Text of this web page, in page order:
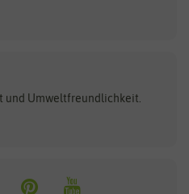
Hortitops
JUB Holland
Umweltfreundlichkeit.